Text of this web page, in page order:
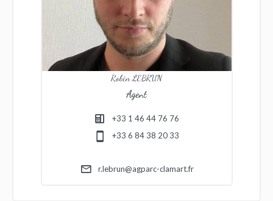
Robin LEBRUN
Agent
+33 1 46 44 76 76
+33 6 84 38 20 33
r.lebrun@agparc-clamart.fr